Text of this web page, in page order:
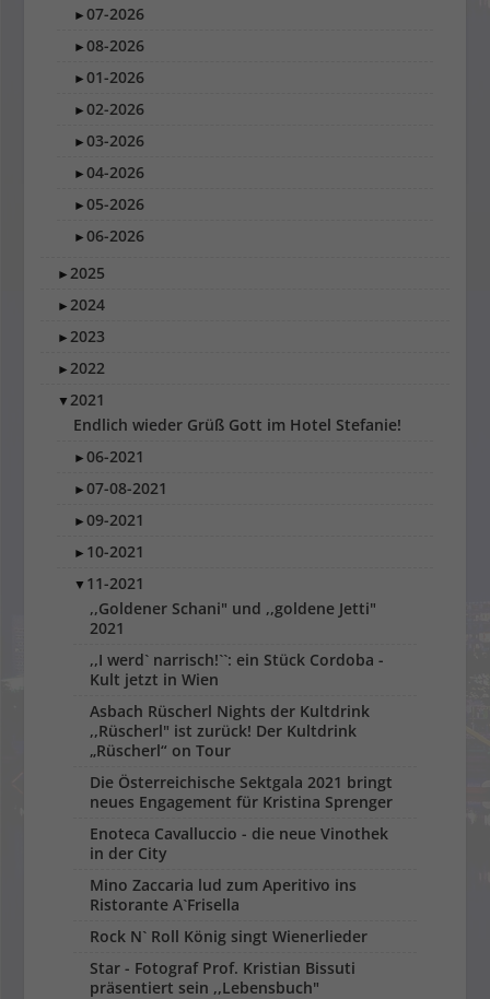
►07-2026
►08-2026
►01-2026
►02-2026
►03-2026
►04-2026
►05-2026
►06-2026
►2025
►2024
►2023
►2022
▼2021
Endlich wieder Grüß Gott im Hotel Stefanie!
►06-2021
►07-08-2021
►09-2021
► 10-2021
▼ 11-2021
,,Goldener Schani" und ,,goldene Jetti"
2021
,,I werd` narrisch!``: ein Stück Cordoba -
Kult jetzt in Wien
Asbach Rüscherl Nights der Kultdrink
,,Rüscherl" ist zurück! Der Kultdrink
„Rüscherl“ on Tour
Die Österreichische Sektgala 2021 bringt
neues Engagement für Kristina Sprenger
Enoteca Cavalluccio - die neue Vinothek
in der City
Mino Zaccaria lud zum Aperitivo ins
Ristorante A`Frisella
Rock N` Roll König singt Wienerlieder
Star - Fotograf Prof. Kristian Bissuti
präsentiert sein ,,Lebensbuch"